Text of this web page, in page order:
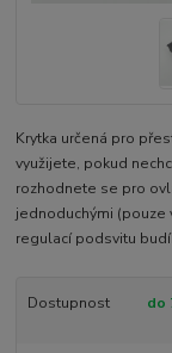
Krytka určená pro
využijete, pokud
rozhodnete se pro
jednoduchými (pouze
regulací podsvitu
Dostupnost do